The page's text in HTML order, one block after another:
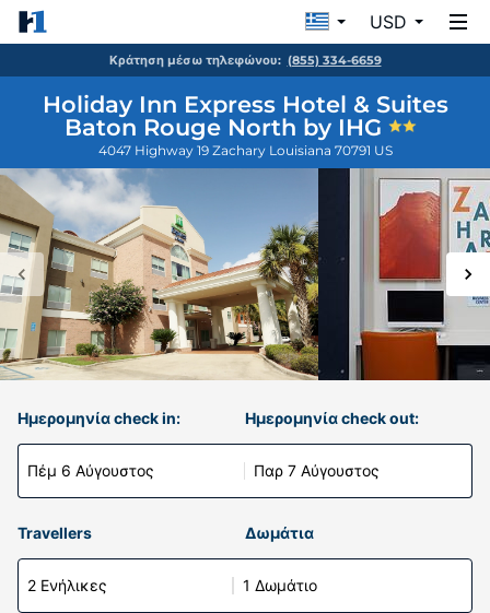
USD
Κράτηση μέσω τηλεφώνου: (855) 334-6659
Holiday Inn Express Hotel & Suites
Baton Rouge North by IHG
4047 Highway 19 Zachary Louisiana 70791 US
Ημερομηνία check in:
Πέμ 6 Αύγουστος
Ημερομηνία check out:
Παρ 7 Αύγουστος
Travellers Δωμάτια
2 Ενήλικες 1 Δωμάτιο